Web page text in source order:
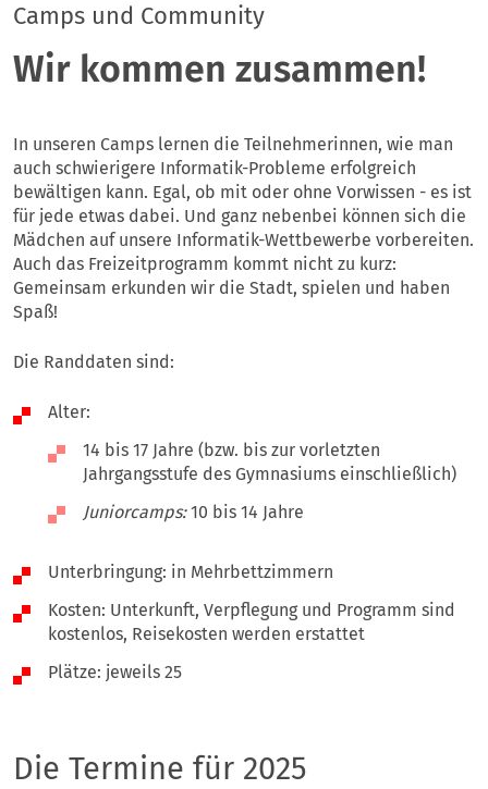
Camps und Community
Wir kommen zusammen!
In unseren Camps lernen die Teilnehmerinnen, wie man
auch schwierigere Informatik-Probleme erfolgreich
bewältigen kann. Egal, ob mit oder ohne Vorwissen - es ist
für jede etwas dabei. Und ganz nebenbei können sich die
Mädchen auf unsere Informatik-Wettbewerbe vorbereiten.
Auch das Freizeitprogramm kommt nicht zu kurz:
Gemeinsam erkunden wir die Stadt, spielen und haben
Spaß!
Die Randdaten sind:
Alter:
14 bis 17 Jahre (bzw. bis zur vorletzten
Jahrgangsstufe des Gymnasiums einschließlich)
Juniorcamps:10 bis 14 Jahre
Unterbringung: in Mehrbettzimmern
Kosten: Unterkunft, Verpflegung und Programm sind
kostenlos, Reisekosten werden erstattet
Plätze: jeweils 25
Die Termine für 2025